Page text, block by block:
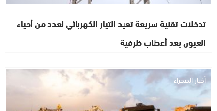
تدخلات تقنية سريعة تعيد التيار الكهربائي لعدد من أحياء
العيون بعد أعطاب ظرفية
أخبار الصحراء